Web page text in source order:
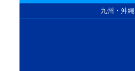
九州・沖縄